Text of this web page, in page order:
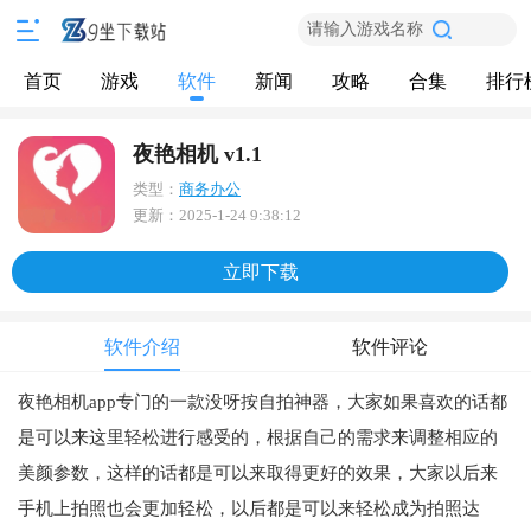
请输入游戏名称
首页 游戏 软件 新闻 攻略 合集 排行
夜艳相机 v1.1
类型： 商务办公
更新： 2025-1-24 9:38:12
立即下载
软件介绍 软件评论
夜艳相机app专门的一款没呀按自拍神器，大家如果喜欢的话都
是可以来这里轻松进行感受的，根据自己的需求来调整相应的
美颜参数，这样的话都是可以来取得更好的效果，大家以后来
手机上拍照也会更加轻松，以后都是可以来轻松成为拍照达